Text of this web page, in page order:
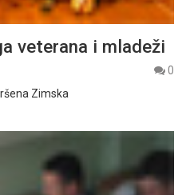
veterana i mladeži
0
Zimska